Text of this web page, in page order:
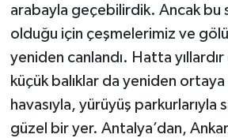
arabayla geçebilirdik. Ancak bu
olduğu için çeşmelerimiz ve
yeniden canlandı. Hatta
küçük balıklar da yeniden ortaya
havasıyla, yürüyüş parkurlarıyla
güzel bir yer. Antalya’dan,